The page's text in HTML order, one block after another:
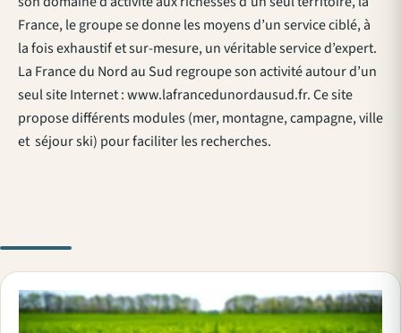
France, le groupe se donne les moyens d’un service ciblé, à
la fois exhaustif et sur-mesure, un véritable service d’expert.
La France du Nord au Sud regroupe son activité autour d’un
seul site Internet : www.lafrancedunordausud.fr. Ce site
propose différents modules (mer, montagne, campagne, ville
et séjour ski) pour faciliter les recherches.